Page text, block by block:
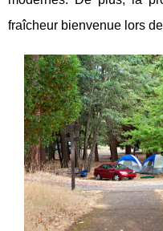
fraîcheur bienvenue lors